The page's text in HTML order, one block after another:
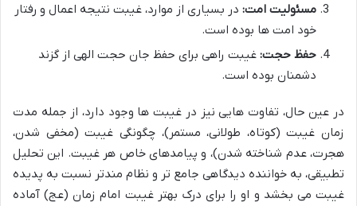
مسئولیت امت: در بسیاری از موارد، غیبت نتیجه اعمال و رفتار
خود امت ها بوده است.
حفظ حجت: غیبت راهی برای حفظ جان حجت الهی از گزند
دشمنان بوده است.
در عین حال، تفاوت هایی نیز در غیبت ها وجود دارد، از جمله مدت
زمان غیبت (کوتاه، طولانی، مستمر)، چگونگی غیبت (مخفی شدن،
هجرت، عدم شناخته شدن)، و پیامدهای خاص هر غیبت. این تحلیل
تطبیقی، به خواننده دیدگاهی جامع تر و نظام مندتر نسبت به پدیده
غیبت می بخشد و او را برای درک بهتر غیبت امام زمان (عج) آماده